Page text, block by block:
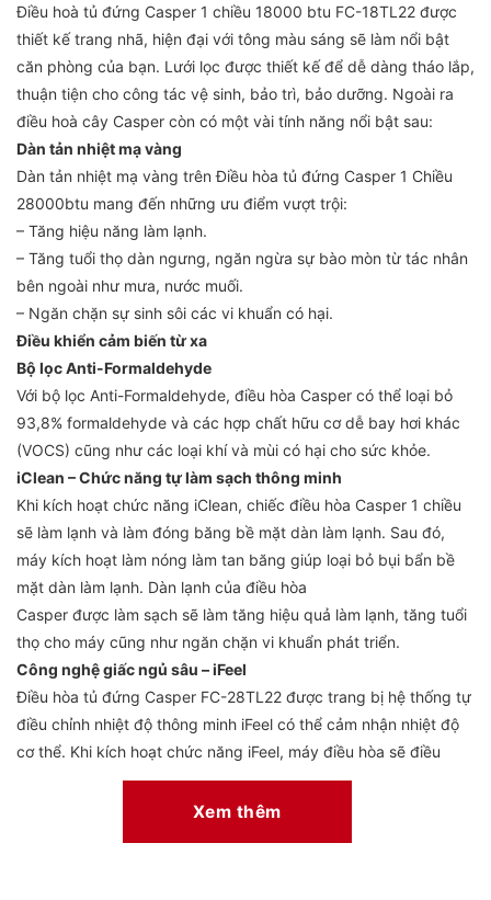
Điều hoà tủ đứng Casper 1 chiều 18000 btu FC-18TL22 được
thiết kế trang nhã, hiện đại với tông màu sáng sẽ làm nổi bật
căn phòng của bạn. Lưới lọc được thiết kế để dễ dàng tháo lắp,
thuận tiện cho công tác vệ sinh, bảo trì, bảo dưỡng. Ngoài ra
điều hoà cây Casper còn có một vài tính năng nổi bật sau:
Dàn tản nhiệt mạ vàng
Dàn tản nhiệt mạ vàng trên Điều hòa tủ đứng Casper 1 Chiều
28000btu mang đến những ưu điểm vượt trội:
– Tăng hiệu năng làm lạnh.
– Tăng tuổi thọ dàn ngưng, ngăn ngừa sự bào mòn từ tác nhân
bên ngoài như mưa, nước muối.
– Ngăn chặn sự sinh sôi các vi khuẩn có hại.
Điều khiển cảm biến từ xa
Bộ lọc Anti-Formaldehyde
Với bộ lọc Anti-Formaldehyde, điều hòa Casper có thể loại bỏ
93,8% formaldehyde và các hợp chất hữu cơ dễ bay hơi khác
(VOCS) cũng như các loại khí và mùi có hại cho sức khỏe.
iClean – Chức năng tự làm sạch thông minh
Khi kích hoạt chức năng iClean, chiếc điều hòa Casper 1 chiều
sẽ làm lạnh và làm đóng băng bề mặt dàn làm lạnh. Sau đó,
máy kích hoạt làm nóng làm tan băng giúp loại bỏ bụi bẩn bề
mặt dàn làm lạnh. Dàn lạnh của điều hòa
Casper được làm sạch sẽ làm tăng hiệu quả làm lạnh, tăng tuổi
thọ cho máy cũng như ngăn chặn vi khuẩn phát triển.
Công nghệ giấc ngủ sâu – iFeel
Điều hòa tủ đứng Casper FC-28TL22 được trang bị hệ thống tự
điều chỉnh nhiệt độ thông minh iFeel có thể cảm nhận nhiệt độ
cơ thể. Khi kích hoạt chức năng iFeel, máy điều hòa sẽ điều
chỉnh nhiệt độ tối ưu cho người sử dụng, giúp bạn có giấc ngủ
Xem thêm